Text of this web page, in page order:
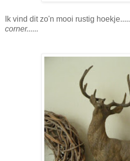
Ik vind dit zo'n mooi rustig hoekje.....
corner......